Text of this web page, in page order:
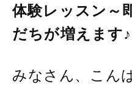
体験レッスン～
だちが増えます♪
みなさん、こん